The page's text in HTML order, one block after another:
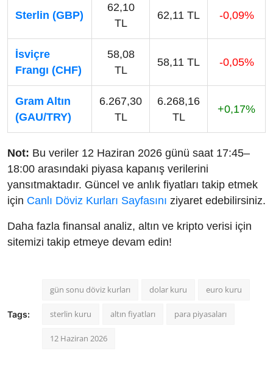
Sterlin (GBP)
62,10
TL
62,11 TL -0,09%
İsviçre
Frangı (CHF)
58,08
TL
58,11 TL -0,05%
Gram Altın
(GAU/TRY)
6.267,30
TL
6.268,16
TL
+0,17%
Not: Bu veriler 12 Haziran 2026 günü saat 17:45–
18:00 arasındaki piyasa kapanış verilerini
yansıtmaktadır. Güncel ve anlık fiyatları takip etmek
için Canlı Döviz Kurları Sayfasını ziyaret edebilirsiniz.
Daha fazla finansal analiz, altın ve kripto verisi için
sitemizi takip etmeye devam edin!
Tags:
gün sonu döviz kurları dolar kuru euro kuru
sterlin kuru altın fiyatları para piyasaları
12 Haziran 2026